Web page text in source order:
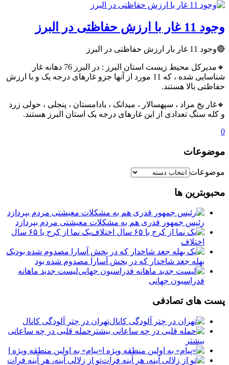
وجود 11 غار با ارزش حفاظتی در البرز
🔴وجود 11 غار بار ارزش حفاظتی در البرز
🔸مدیرکل محیط زیست استان البرز : در البرز 76 دهانه غار
شناسایی شده ، که 11 مورد از آنها جزو غارهای درجه یک و با ارزش
حفاظتی بالا هستند.
🔸غار یخ مراد ، سپهسالار ، میدانک ، بادامستان ، پنجلی ، حولی زرد
و کله سنگ تعدادی از این غارهای درجه یک استان البرز هستند.
0
موضوعات
موضوعات
محبوبترین ها
رئیس جمهور قدری هم به مشکلات معیشتی مردم بپردازد
یک نما از کرج با ۶۵ سال
اختلاف
یک
بهله جغد شاخدار که در بخش آسارا مصدوم شده بود
لیست جدید ماهانه
فدراسیون جهانی
پست های تصادفی
تهران در چتر آلودگی کانال
حمله قلبی در چه ساعاتی
بیشتر
«پیام» به اولین منطقه ویژه ا
تو از زلالى آینه، هر آینه فرات